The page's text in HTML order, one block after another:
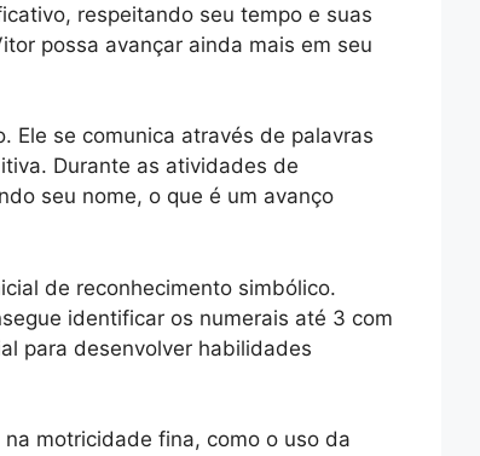
respeitando seu tempo e suas
possa avançar ainda mais em seu
Ele se comunica através de palavras
Durante as atividades de
seu nome, o que é um avanço
de reconhecimento simbólico.
identificar os numerais até 3 com
para desenvolver habilidades
motricidade fina, como o uso da